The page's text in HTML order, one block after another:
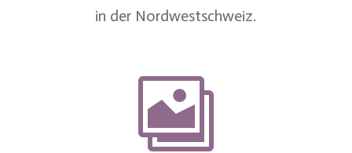
in der Nordwestschweiz.
